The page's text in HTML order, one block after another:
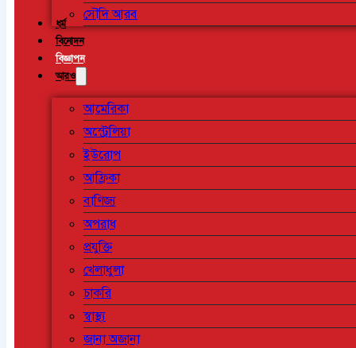
সৌদি আরব
ধর্ম
বিনোদন
বিজ্ঞাপন
আরও
আমেরিকা
অস্ট্রেলিয়া
ইউরোপ
আফ্রিকা
বাণিজ্য
অপরাধ
প্রযুক্তি
খেলাধুলা
চাকরি
স্বাস্থ্য
জানা অজানা